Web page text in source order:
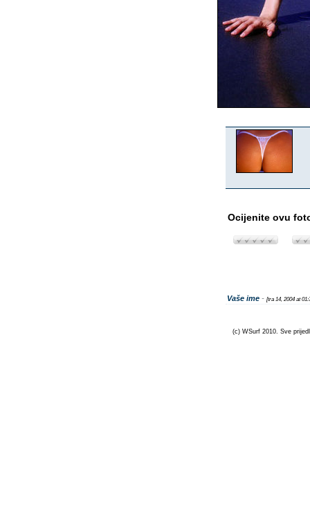
Ocijenite ovu
Vaše ime - [tra 14, 2004 at
(c) WSurf 2010. Sve